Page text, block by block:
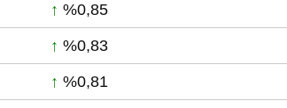
↑ %0,85
↑ %0,83
↑ %0,81